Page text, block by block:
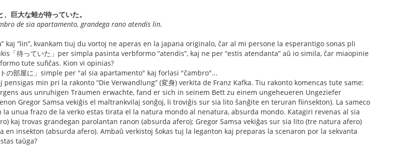
巨大な蛙が待っていた。
de sia apartamento, grandega rano atendis lin.
kaj “lin”, kvankam tiuj du vortoj ne aperas en la japana originalo, ĉar al mi persone la esperantigo sonas pli
「待っていた」per simpla pasinta verbformo “atendis”, kaj ne per “estis atendanta” aŭ io simila, ĉar miaopinie
tute sufiĉas. Kion vi opinias?
の部屋に」simple per "al sia apartamento" kaj forlasi "ĉambro"...
pensigas min pri la rakonto “Die Verwandlung” (変身) verkita de Franz Kafka. Tiu rakonto komencas tute same:
aus unruhigen Träumen erwachte, fand er sich in seinem Bett zu einem ungeheueren Ungeziefer
Gregor Samsa vekiĝis el maltrankvilaj sonĝoj, li troviĝis sur sia lito ŝanĝite en teruran fiinsekton). La sameco
la unua frazo de la verko estas tirata el la natura mondo al nenatura, absurda mondo. Katagiri revenas al sia
kaj trovas grandegan parolantan ranon (absurda afero); Gregor Samsa vekiĝas sur sia lito (tre natura afero)
en insekton (absurda afero). Ambaŭ verkistoj ŝokas tuj la leganton kaj preparas la scenaron por la sekvanta
taŭga?